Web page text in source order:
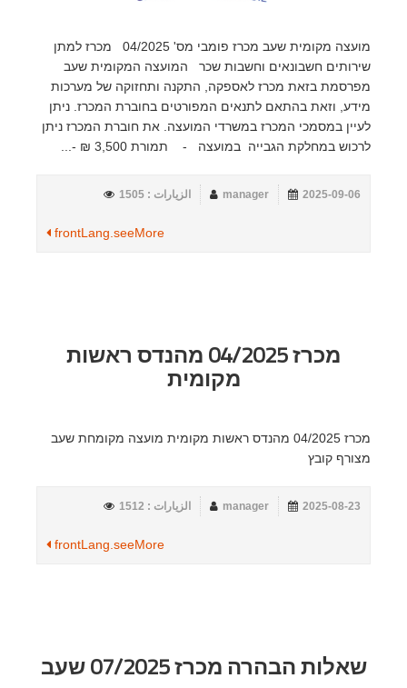
מועצה מקומית שעב מכרז פומבי מס' 04/2025 מכרז למתן
שירותים חשבונאים וחשבות שכר המועצה המקומית שעב
מפרסמת בזאת מכרז לאספקה, התקנה ותחזוקה של מערכות
מידע, וזאת בהתאם לתנאים המפורטים בחוברת המכרז. ניתן
לעיין במסמכי המכרז במשרדי המועצה. את חוברת המכרז ניתן
לרכוש במחלקת הגבייה במועצה - תמורת 3,500 ₪ -...
2025-09-06
manager الزيارات : 1505
frontLang.seeMore
מכרז 04/2025 מהנדס ראשות
מקומית
מכרז 04/2025 מהנדס ראשות מקומית מועצה מקומחת שעב
מצורף קובץ
2025-08-23
manager الزيارات : 1512
frontLang.seeMore
שאלות הבהרה מכרז 07/2025 שעב